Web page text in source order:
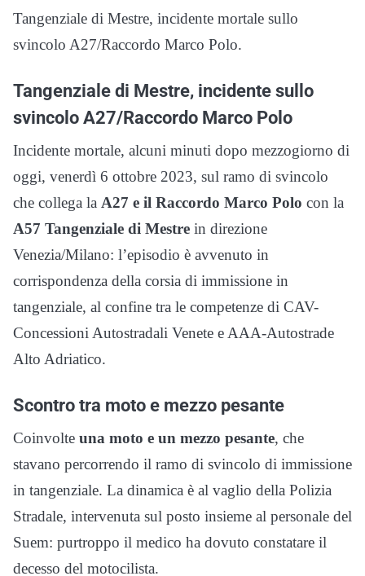
Tangenziale di Mestre, incidente mortale sullo
svincolo A27/Raccordo Marco Polo.
Tangenziale di Mestre, incidente sullo
svincolo A27/Raccordo Marco Polo
Incidente mortale, alcuni minuti dopo mezzogiorno di
oggi, venerdì 6 ottobre 2023, sul ramo di svincolo
che collega la A27 e il Raccordo Marco Polo con la
A57 Tangenziale di Mestre in direzione
Venezia/Milano: l’episodio è avvenuto in
corrispondenza della corsia di immissione in
tangenziale, al confine tra le competenze di CAV-
Concessioni Autostradali Venete e AAA-Autostrade
Alto Adriatico.
Scontro tra moto e mezzo pesante
Coinvolte una moto e un mezzo pesante, che
stavano percorrendo il ramo di svincolo di immissione
in tangenziale. La dinamica è al vaglio della Polizia
Stradale, intervenuta sul posto insieme al personale del
Suem: purtroppo il medico ha dovuto constatare il
decesso del motocilista.